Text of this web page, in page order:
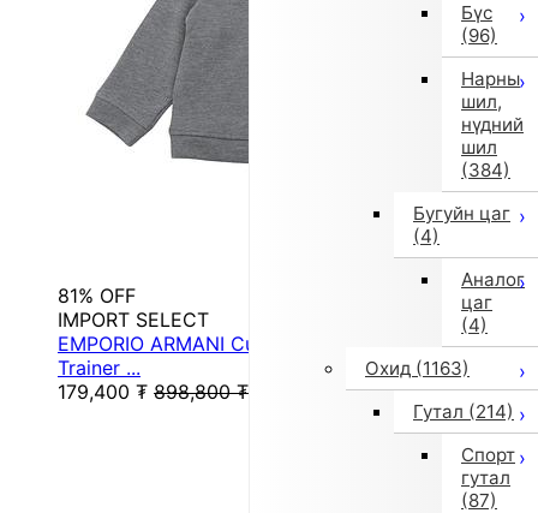
Бүс
(96)
Нарны
шил,
нүдний
шил
(384)
Бугуйн цаг
(4)
Аналог
цаг
(4)
Охид (1163)
Гутал (214)
Спорт
гутал
(87)
81% OFF
IMPORT SELECT
EMPORIO ARMANI Cut-and-Sew Heavyweight
Trainer ...
179,400 ₮ 898,800 ₮